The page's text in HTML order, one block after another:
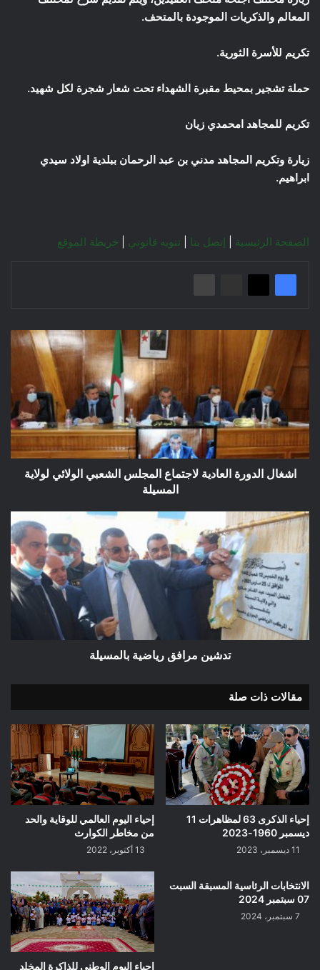
المعالم والذكريات الموجودة بالمتحف.
تكريم للأسرة الثورية.
حملة تشجير بمحيط مقبرة الشهداء تحت شعار شجرة لكل شهيد.
تكريم للمجاهد امحمدي زيان
زيارة وتكريم المجاهد مدني بن عبد الرحمان ببلدية اولاد سيدي
ابراهيم.
الصفحة الرئيسية إتصل بنا تنويه قانوني خريطة الموقع
العادية
لاجتماع
المجلس
الشعبي
الولائي
المسيلة
اشغال الدورة العادية لاجتماع المجلس الشعبي الولائي لولاية
المسيلة
تدشين
مرافق
رياضية
بالمسيلة
تدشين مرافق رياضية بالمسيلة
مقالات ذات صلة
إحياء الذكرى 63 لمظاهرات 11
ديسمبر 1960-2023
11 ديسمبر، 2023
إحياء اليوم العالمي للوقاية والحد
من مخاطر الكوارث
13 أكتوبر، 2022
الانتخابات الرئاسية المسبقة السبت
07 سبتمبر 2024
7 سبتمبر، 2024
احياء اليوم الوطني للذاكرة المخلد